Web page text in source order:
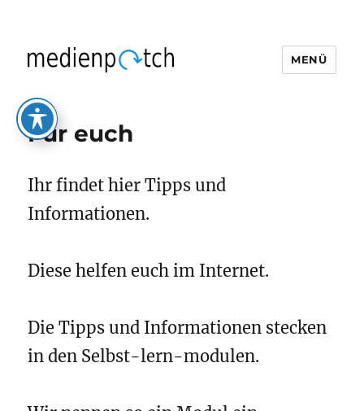
medienpatch
MENÜ
Für euch
Ihr findet hier Tipps und
Informationen.
Diese helfen euch im Internet.
Die Tipps und Informationen stecken
in den Selbst-lern-modulen.